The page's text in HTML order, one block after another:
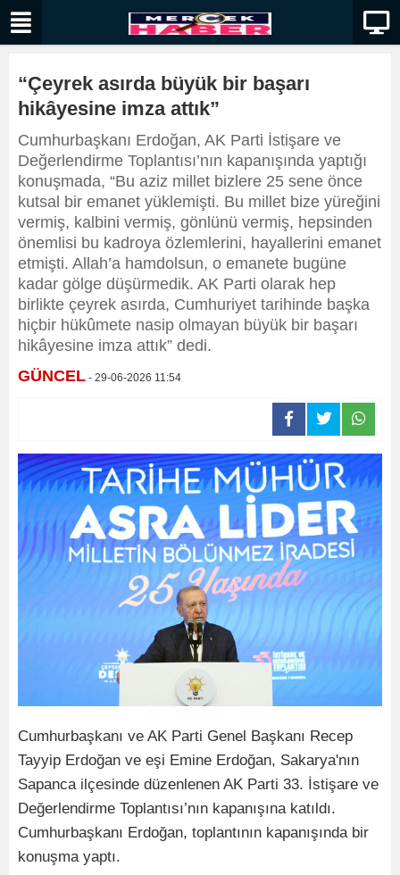
“Çeyrek asırda büyük bir başarı
hikâyesine imza attık”
Cumhurbaşkanı Erdoğan, AK Parti İstişare ve
Değerlendirme Toplantısı’nın kapanışında yaptığı
konuşmada, “Bu aziz millet bizlere 25 sene önce
kutsal bir emanet yüklemişti. Bu millet bize yüreğini
vermiş, kalbini vermiş, gönlünü vermiş, hepsinden
önemlisi bu kadroya özlemlerini, hayallerini emanet
etmişti. Allah’a hamdolsun, o emanete bugüne
kadar gölge düşürmedik. AK Parti olarak hep
birlikte çeyrek asırda, Cumhuriyet tarihinde başka
hiçbir hükûmete nasip olmayan büyük bir başarı
hikâyesine imza attık” dedi.
GÜNCEL - 29-06-2026 11:54
Cumhurbaşkanı ve AK Parti Genel Başkanı Recep
Tayyip Erdoğan ve eşi Emine Erdoğan, Sakarya'nın
Sapanca ilçesinde düzenlenen AK Parti 33. İstişare ve
Değerlendirme Toplantısı’nın kapanışına katıldı.
Cumhurbaşkanı Erdoğan, toplantının kapanışında bir
konuşma yaptı.